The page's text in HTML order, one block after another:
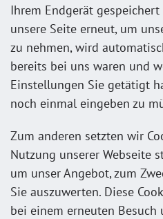
Ihrem Endgerät
unsere Seite erneut, um
zu nehmen, wird
bereits bei uns waren und
Einstellungen Sie getätigt
noch einmal eingeben zu
Zum anderen setzten wir
Nutzung unserer Webseite
um unser Angebot, zum
Sie auszuwerten. Diese
bei einem erneuten Besuch